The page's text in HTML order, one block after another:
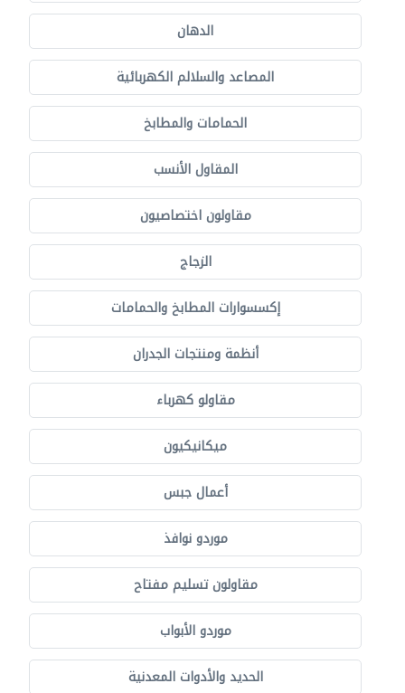
الدهان
المصاعد والسلالم الكهربائية
الحمامات والمطابخ
المقاول الأنسب
مقاولون اختصاصيون
الزجاج
إكسسوارات المطابخ والحمامات
أنظمة ومنتجات الجدران
مقاولو كهرباء
ميكانيكيون
أعمال جبس
موردو نوافذ
مقاولون تسليم مفتاح
موردو الأبواب
الحديد والأدوات المعدنية